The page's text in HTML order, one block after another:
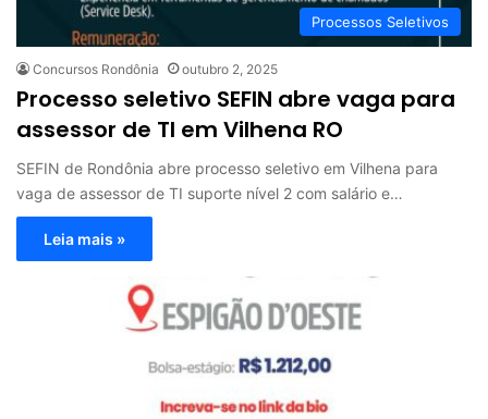
Processos Seletivos
Concursos Rondônia outubro 2, 2025
Processo seletivo SEFIN abre vaga para
assessor de TI em Vilhena RO
SEFIN de Rondônia abre processo seletivo em Vilhena para
vaga de assessor de TI suporte nível 2 com salário e…
Leia mais »